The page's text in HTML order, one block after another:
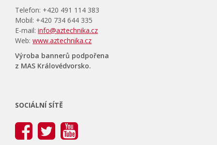
Telefon: +420 491 114 383
Mobil: +420 734 644 335
E-mail:info@aztechnika.cz
Web:www.aztechnika.cz
Výroba bannerů podpořena
z MAS Královédvorsko.
SOCIÁLNÍ SÍTĚ